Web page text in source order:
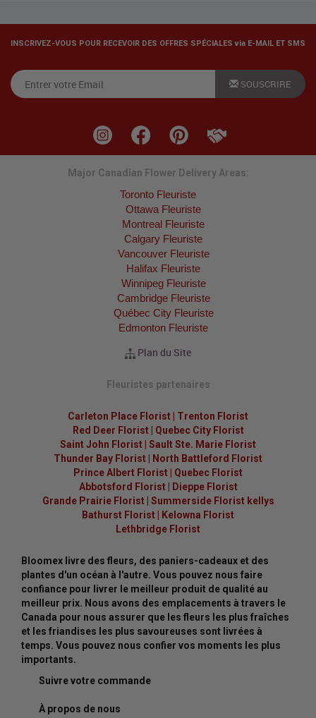
INSCRIVEZ-VOUS POUR RECEVOIR DES OFFRES SPÉCIALES via E-MAIL ET SMS
SOUSCRIRE
Major Canadian Flower Delivery Areas:
Toronto Fleuriste
Ottawa Fleuriste
Montreal Fleuriste
Calgary Fleuriste
Vancouver Fleuriste
Halifax Fleuriste
Winnipeg Fleuriste
Cambridge Fleuriste
Québec City Fleuriste
Edmonton Fleuriste
Plan du Site
Fleuristes partenaires
Carleton Place Florist
Trenton Florist
Red Deer Florist| Quebec City Florist
Saint John Florist Sault Ste. Marie Florist
Thunder Bay Florist
North Battleford Florist
Prince Albert Florist
Quebec Florist
Abbotsford Florist|
Dieppe Florist
Grande Prairie Florist| Summerside Florist kellys
Bathurst Florist
Kelowna Florist
Lethbridge Florist
Bloomex livre des fleurs, des paniers-cadeaux et des
plantes d'un océan à l'autre. Vous pouvez nous faire
confiance pour livrer le meilleur produit de qualité au
meilleur prix. Nous avons des emplacements à travers le
Canada pour nous assurer que les fleurs les plus fraîches
et les friandises les plus savoureuses sont livrées à
temps. Vous pouvez nous confier vos moments les plus
importants.
Suivre votre commande
À propos de nous